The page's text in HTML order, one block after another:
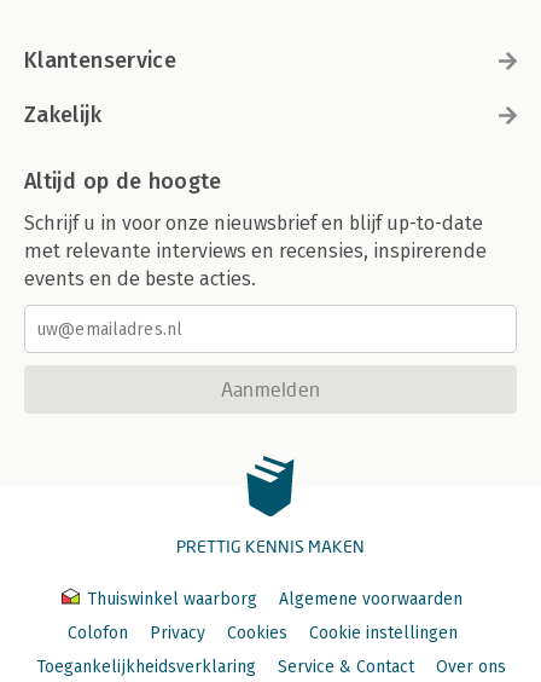
Klantenservice
Zakelijk
Altijd op de hoogte
Schrijf u in voor onze nieuwsbrief en blijf up-to-date
met relevante interviews en recensies, inspirerende
events en de beste acties.
Aanmelden
PRETTIG KENNIS MAKEN
Thuiswinkel waarborg
Algemene voorwaarden
Colofon
Privacy Cookies
Cookie instellingen
Toegankelijkheidsverklaring
Service & Contact Over ons